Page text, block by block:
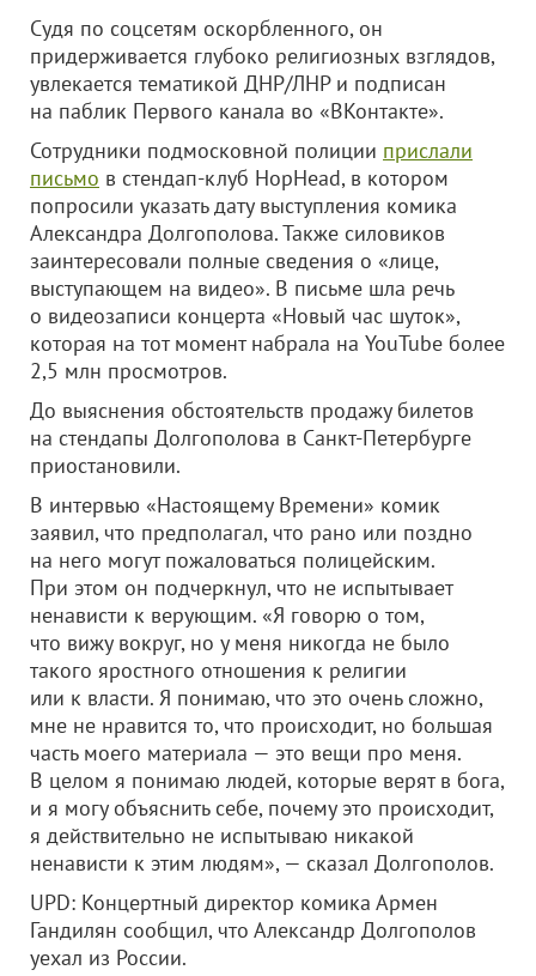
Судя по соцсетям оскорбленного, он
придерживается глубоко религиозных взглядов,
увлекается тематикой ДНР/ЛНР и подписан
на паблик Первого канала во «ВКонтакте».
Сотрудники подмосковной полиции прислали
письмо в стендап-клуб HopHead, в котором
попросили указать дату выступления комика
Александра Долгополова. Также силовиков
заинтересовали полные сведения о «лице,
выступающем на видео». В письме шла речь
о видеозаписи концерта «Новый час шуток»,
которая на тот момент набрала на YouTube более
2,5 млн просмотров.
До выяснения обстоятельств продажу билетов
на стендапы Долгополова в Санкт-Петербурге
приостановили.
В интервью «Настоящему Времени» комик
заявил, что предполагал, что рано или поздно
на него могут пожаловаться полицейским.
При этом он подчеркнул, что не испытывает
ненависти к верующим. «Я говорю о том,
что вижу вокруг, но у меня никогда не было
такого яростного отношения к религии
или к власти. Я понимаю, что это очень сложно,
мне не нравится то, что происходит, но большая
часть моего материала — это вещи про меня.
В целом я понимаю людей, которые верят в бога,
и я могу объяснить себе, почему это происходит,
я действительно не испытываю никакой
ненависти к этим людям», — сказал Долгополов.
UPD: Концертный директор комика Армен
Гандилян сообщил, что Александр Долгополов
уехал из России.